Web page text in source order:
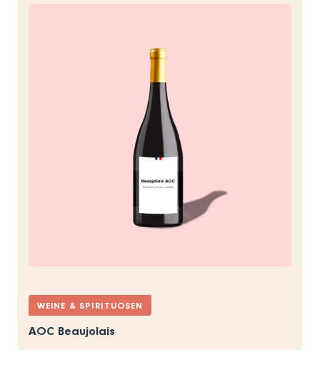
WEINE & SPIRITUOSEN
AOC Beaujolais